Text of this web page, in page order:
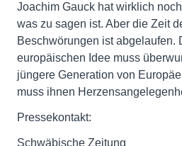
Joachim Gauck hat wirklich
was zu sagen ist. Aber die Zeit
Beschwörungen ist abgelaufen.
europäischen Idee muss
jüngere Generation von
muss ihnen
Pressekontakt:
Schwäbische Zeitung